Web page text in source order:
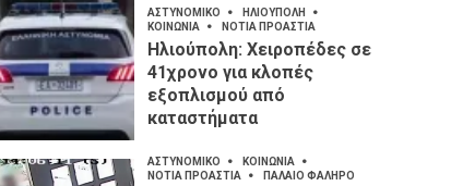
ΑΣΤΥΝΟΜΙΚΟ
ΗΛΙΟΥΠΟΛΗ
ΚΟΙΝΩΝΙΑ
ΝΟΤΙΑ ΠΡΟΑΣΤΙΑ
Ηλιούπολη: Χειροπέδες σε
41χρονο για κλοπές
εξοπλισμού από
καταστήματα
ΑΣΤΥΝΟΜΙΚΟ
ΚΟΙΝΩΝΙΑ
ΝΟΤΙΑ ΠΡΟΑΣΤΙΑ
ΠΑΛΑΙΟ ΦΑΛΗΡΟ